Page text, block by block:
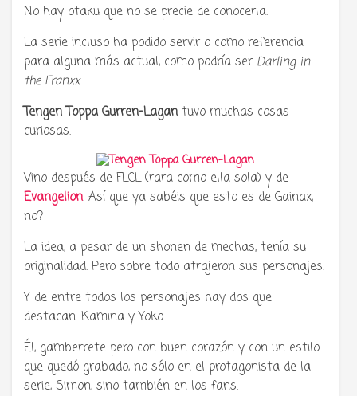
No hay otaku que no se precie de conocerla.
La serie incluso ha podido servir o como referencia
para alguna más actual, como podría ser Darling in
the Franxx.
Tengen Toppa Gurren-Lagan tuvo muchas cosas
curiosas.
Vino después de FLCL (rara como ella sola) y de
Evangelion. Así que ya sabéis que esto es de Gainax,
no?
La idea, a pesar de un shonen de mechas, tenía su
originalidad. Pero sobre todo atrajeron sus personajes.
Y de entre todos los personajes hay dos que
destacan: Kamina y Yoko.
Él, gamberrete pero con buen corazón y con un estilo
que quedó grabado, no sólo en el protagonista de la
serie, Simon, sino también en los fans.